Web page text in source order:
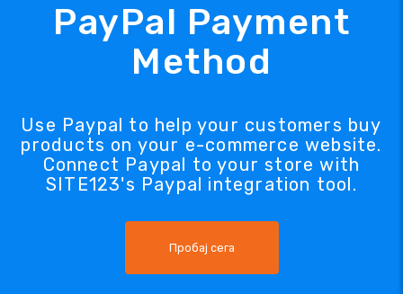
PayPal Payment
Method
Use Paypal to help your customers buy
products on your e-commerce website.
Connect Paypal to your store with
SITE123's Paypal integration tool.
Пробај сега